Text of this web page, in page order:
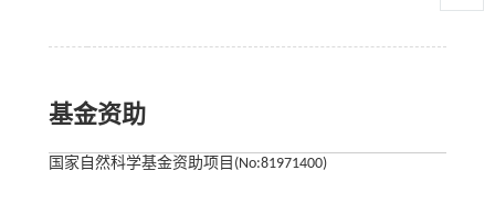
基金资助
国家自然科学基金资助项目(No:81971400)